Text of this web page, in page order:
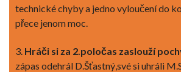
technické chyby a jedno vyloučení do
přece jenom moc.
3. Hráči si za 2.poločas zaslouží
zápas odehrál D.Šťastný,své si uhráli